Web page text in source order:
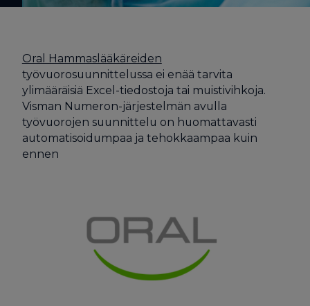
Oral Hammaslääkäreiden
työvuorosuunnittelussa ei enää tarvita
ylimääräisiä Excel-tiedostoja tai muistivihkoja.
Visman Numeron-järjestelmän avulla
työvuorojen suunnittelu on huomattavasti
automatisoidumpaa ja tehokkaampaa kuin
ennen